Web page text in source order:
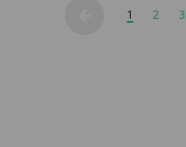
1 2 3